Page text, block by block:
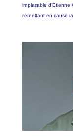
implacable
remettant en cause